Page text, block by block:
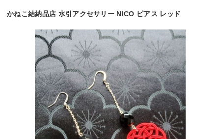
かねこ結納品店 水引アクセサリー NICO ピアス レッド